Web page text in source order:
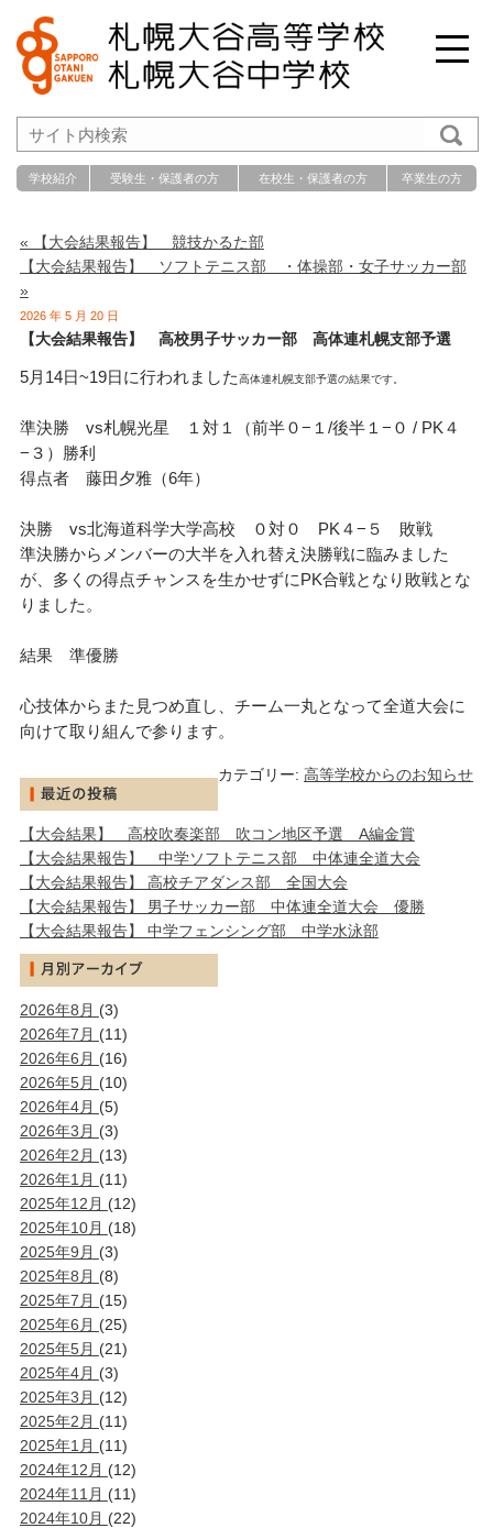
学校紹介 受験生・保護者の方 在校生・保護者の方 卒業生の方
« 【大会結果報告】 競技かるた部
【大会結果報告】 ソフトテニス部 ・体操部・女子サッカー部
»
2026 年 5 月 20 日
【大会結果報告】 高校男子サッカー部 高体連札幌支部予選
5月14日~19日に行われました高体連札幌支部予選の結果です。
準決勝 vs札幌光星 １対１（前半０−１/後半１−０ / PK４
−３）勝利
得点者 藤田夕雅（6年）
決勝 vs北海道科学大学高校 ０対０ PK４−５ 敗戦
準決勝からメンバーの大半を入れ替え決勝戦に臨みました
が、多くの得点チャンスを生かせずにPK合戦となり敗戦とな
りました。
結果 準優勝
心技体からまた見つめ直し、チーム一丸となって全道大会に
向けて取り組んで参ります。
カテゴリー:高等学校からのお知らせ
【大会結果】 高校吹奏楽部 吹コン地区予選 A編金賞
【大会結果報告】 中学ソフトテニス部 中体連全道大会
【大会結果報告】 高校チアダンス部 全国大会
【大会結果報告】 男子サッカー部 中体連全道大会 優勝
【大会結果報告】 中学フェンシング部 中学水泳部
2026年8月 (3)
2026年7月 (11)
2026年6月 (16)
2026年5月 (10)
2026年4月 (5)
2026年3月 (3)
2026年2月 (13)
2026年1月 (11)
2025年12月 (12)
2025年10月 (18)
2025年9月 (3)
2025年8月 (8)
2025年7月 (15)
2025年6月 (25)
2025年5月 (21)
2025年4月 (3)
2025年3月 (12)
2025年2月 (11)
2025年1月 (11)
2024年12月 (12)
2024年11月 (11)
2024年10月 (22)